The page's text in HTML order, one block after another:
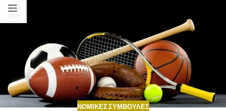
19
ΝΟΜΙΚΈΣ ΣΥΜΒΟΥΛΈΣ